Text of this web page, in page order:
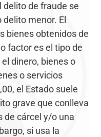
delito de fraude se
menor. El
bienes obtenidos de
factor es el tipo de
dinero, bienes o
o servicios
el Estado suele
grave que conlleva
de cárcel y/o una
si usa la